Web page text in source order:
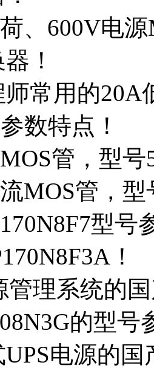
、600V电
！
常用的20A
数特点！
管，型
MOS管，
型
！
管理系统的
的型号
电源的